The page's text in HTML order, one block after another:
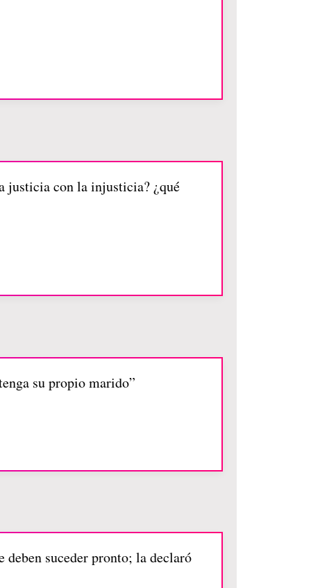
justicia con la injusticia? ¿qué
su propio marido”
deben suceder pronto; la declaró